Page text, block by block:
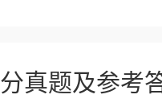
真题及参考